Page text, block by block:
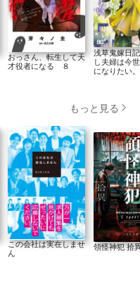
おっさん、転生して天
才役者になる ８
浅草鬼嫁日
し夫婦は今
になりたい
もっと見る
この会社は実在しませ
ん
領怪神犯 拾